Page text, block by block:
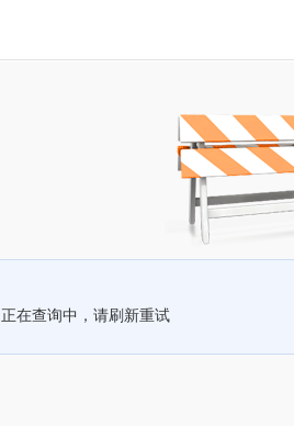
正在查询中，请刷新重试